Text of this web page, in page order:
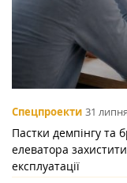
Спецпроекти 31 липня
Пастки демпінгу та
елеватора
експлуатації